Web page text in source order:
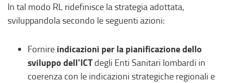
In tal modo RL ridefinisce la strategia adottata,
sviluppandola secondo le seguenti azioni:
Fornire indicazioni per la pianificazione dello
sviluppo dell’ICTdegli Enti Sanitari lombardi in
coerenza con le indicazioni strategiche regionali e